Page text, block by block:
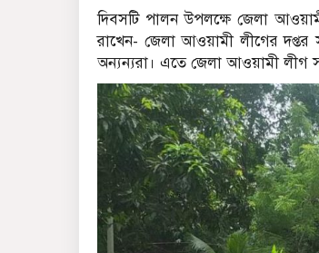
দিবসটি পালন উপলক্ষে জেলা
রাখেন- জেলা আওয়ামী লীগের
অন্যন্যরা। এতে জেলা আওয়ামী লীগ